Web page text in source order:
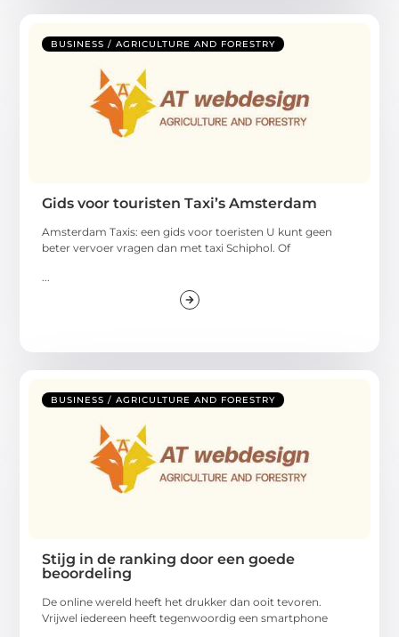
BUSINESS / AGRICULTURE AND FORESTRY
Gids voor touristen Taxi’s Amsterdam
Amsterdam Taxis: een gids voor toeristen U kunt geen
beter vervoer vragen dan met taxi Schiphol. Of
BUSINESS / AGRICULTURE AND FORESTRY
Stijg in de ranking door een goede
beoordeling
De online wereld heeft het drukker dan ooit tevoren.
Vrijwel iedereen heeft tegenwoordig een smartphone